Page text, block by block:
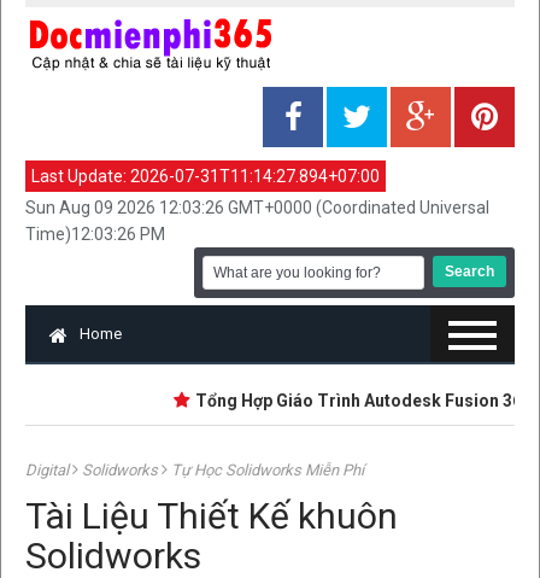
Last Update: 2026-07-31T11:14:27.894+07:00
Sun Aug 09 2026 12:03:26 GMT+0000 (Coordinated Universal
Time)12:03:26 PM
Home
Tổng Hợp Giáo Trình Autodesk Fusion 360 |
Digital Solidworks Tự Học Solidworks Miễn Phí
Tài Liệu Thiết Kế khuôn
Solidworks